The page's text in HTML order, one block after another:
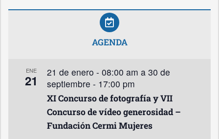
AGENDA
ENE
21
21 de enero - 08:00 am a 30 de
septiembre - 17:00 pm
XI Concurso de fotografía y VII
Concurso de vídeo generosidad –
Fundación Cermi Mujeres